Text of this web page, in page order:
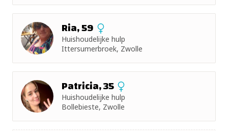
+ 10km
Ria, 59
Huishoudelijke hulp
Ittersumerbroek, Zwolle
Patricia, 35
Huishoudelijke hulp
Bollebieste, Zwolle